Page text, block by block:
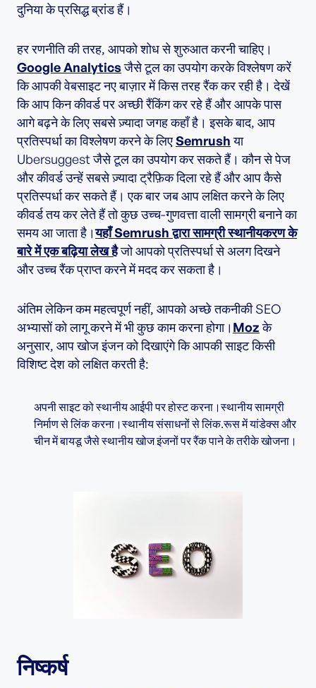
दुनिया के प्रसिद्ध ब्रांड हैं।
हर रणनीति की तरह, आपको शोध से शुरुआत करनी चाहिए।
Google Analyticsजैसे टूल का उपयोग करके विश्लेषण करें
कि आपकी वेबसाइट नए बाज़ार में किस तरह रैंक कर रही है। देखें
कि आप किन कीवर्ड पर अच्छी रैंकिंग कर रहे हैं और आपके पास
आगे बढ़ने के लिए सबसे ज़्यादा जगह कहाँ है। इसके बाद, आप
प्रतिस्पर्धा का विश्लेषण करने के लिएSemrushया
Ubersuggest जैसे टूल का उपयोग कर सकते हैं। कौन से पेज
और कीवर्ड उन्हें सबसे ज़्यादा ट्रैफ़िक दिला रहे हैं और आप कैसे
प्रतिस्पर्धा कर सकते हैं। एक बार जब आप लक्षित करने के लिए
कीवर्ड तय कर लेते हैं तो कुछ उच्च-गुणवत्ता वाली सामग्री बनाने का
समय आ जाता है।यहाँ Semrush द्वारा सामग्री स्थानीयकरण के
बारे में एक बढ़िया लेख हैजो आपको प्रतिस्पर्धा से अलग दिखने
और उच्च रैंक प्राप्त करने में मदद कर सकता है।
अंतिम लेकिन कम महत्वपूर्ण नहीं, आपको अच्छे तकनीकी SEO
अभ्यासों को लागू करने में भी कुछ काम करना होगा। Mozके
अनुसार, आप खोज इंजन को दिखाएंगे कि आपकी साइट किसी
विशिष्ट देश को लक्षित करती है:
अपनी साइट को स्थानीय आईपी पर होस्ट करना।स्थानीय सामग्री
निर्माण से लिंक करना।स्थानीय संसाधनों से लिंक.रूस में यांडेक्स और
चीन में बायडू जैसे स्थानीय खोज इंजनों पर रैंक पाने के तरीके खोजना।
निष्कर्ष